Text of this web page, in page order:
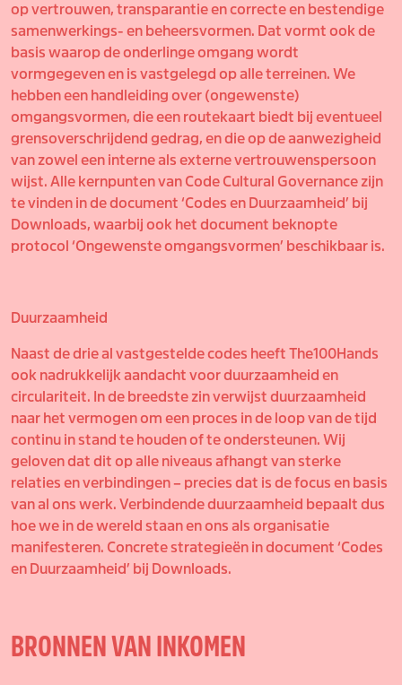
op vertrouwen, transparantie en correcte en bestendige
samenwerkings- en beheersvormen. Dat vormt ook de
basis waarop de onderlinge omgang wordt
vormgegeven en is vastgelegd op alle terreinen. We
hebben een handleiding over (ongewenste)
omgangsvormen, die een routekaart biedt bij eventueel
grensoverschrijdend gedrag, en die op de aanwezigheid
van zowel een interne als externe vertrouwenspersoon
wijst. Alle kernpunten van Code Cultural Governance zijn
te vinden in de document ‘Codes en Duurzaamheid’ bij
Downloads, waarbij ook het document beknopte
protocol ‘Ongewenste omgangsvormen’ beschikbaar is.
Duurzaamheid
Naast de drie al vastgestelde codes heeft The100Hands
ook nadrukkelijk aandacht voor duurzaamheid en
circulariteit. In de breedste zin verwijst duurzaamheid
naar het vermogen om een proces in de loop van de tijd
continu in stand te houden of te ondersteunen. Wij
geloven dat dit op alle niveaus afhangt van sterke
relaties en verbindingen – precies dat is de focus en basis
van al ons werk. Verbindende duurzaamheid bepaalt dus
hoe we in de wereld staan en ons als organisatie
manifesteren. Concrete strategieën in document ‘Codes
en Duurzaamheid’ bij Downloads.
BRONNEN VAN INKOMEN